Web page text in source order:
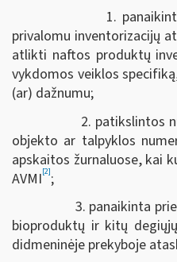
1. panaikintos
privalomu inventorizacijų
atlikti naftos produktų
vykdomos veiklos
(ar) dažnumu;
2. patikslintos
objekto ar talpyklos
apskaitos žurnaluose, kai
AVMI[2];
3. panaikinta
bioproduktų ir kitų
didmeninėje prekyboje